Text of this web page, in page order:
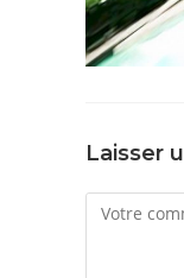
Laisser
Comment